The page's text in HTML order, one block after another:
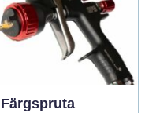
Färgspruta